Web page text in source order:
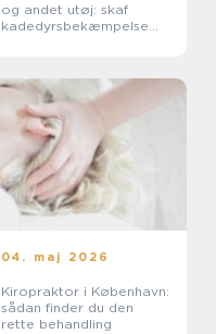
og andet utøj: skaf
kadedyrsbekæmpelse
04. maj 2026
Kiropraktor i København:
sådan finder du den
rette behandling